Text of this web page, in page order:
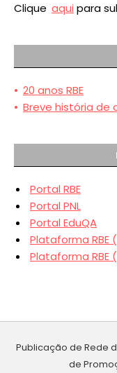
Clique aqui para
• 20 anos RBE
• Breve história de
Portal RBE
Portal PNL
Portal EduQA
Plataforma
Plataforma RBE
Publicação de Rede
de